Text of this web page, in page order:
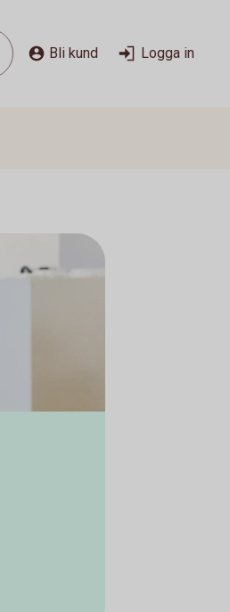
Bli kund Logga in